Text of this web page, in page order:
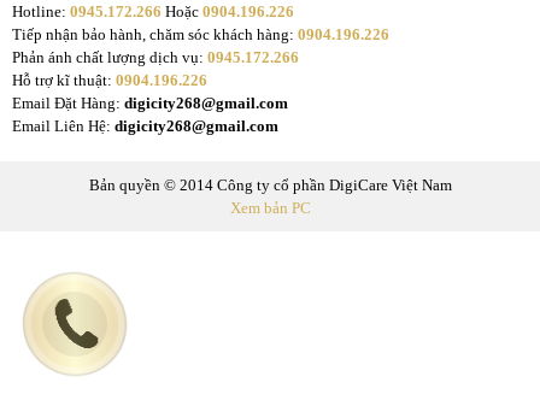
Hotline: 0945.172.266 Hoặc 0904.196.226
Tiếp nhận bảo hành, chăm sóc khách hàng: 0904.196.226
Phản ánh chất lượng dịch vụ: 0945.172.266
Hỗ trợ kĩ thuật: 0904.196.226
Email Đặt Hàng: digicity268@gmail.com
Email Liên Hệ: digicity268@gmail.com
Bản quyền © 2014 Công ty cổ phần DigiCare Việt Nam
Xem bản PC